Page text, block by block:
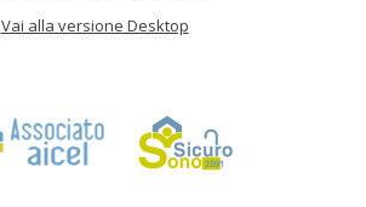
Vai alla versione Desktop